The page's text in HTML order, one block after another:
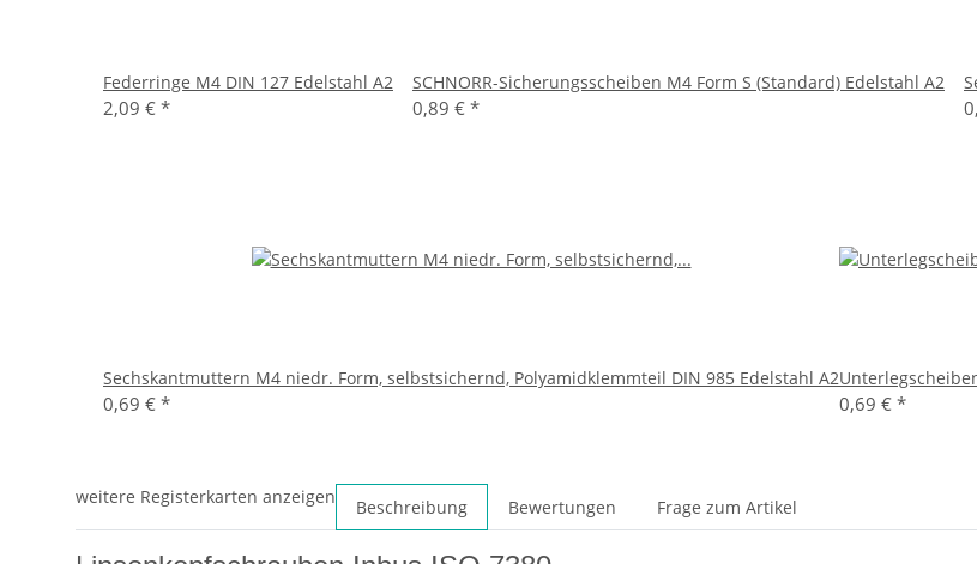
Federringe M4 DIN 127 Edelstahl A2
2,09 € *
SCHNORR-Sicherungsscheiben M4 Form S (Standard) Edelstahl A2
0,89 € *
Sechskantmuttern M4 niedr. Form, selbstsichernd, Polyamidklemmteil DIN 985 Edelstahl A2
0,69 € * 0,69 € *
weitere Registerkarten anzeigen Beschreibung Bewertungen Frage zum Artikel